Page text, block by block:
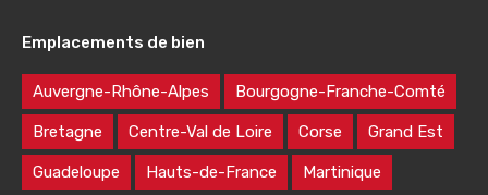
Emplacements de bien
Auvergne-Rhône-Alpes Bourgogne-Franche-Comté
Bretagne Centre-Val de Loire Corse Grand Est
Guadeloupe Hauts-de-France Martinique